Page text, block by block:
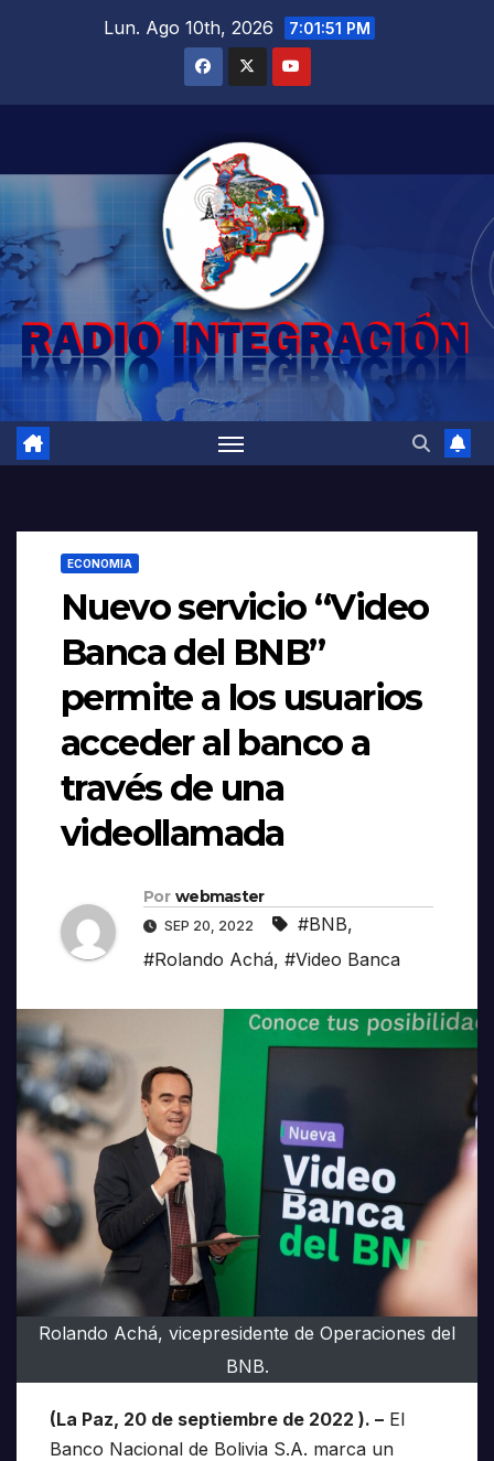
Lun. Ago 10th, 2026 7:01:52 PM
ECONOMIA
Nuevo servicio “Video
Banca del BNB”
permite a los usuarios
acceder al banco a
través de una
videollamada
Por webmaster
SEP 20, 2022 #BNB,
#Rolando Achá, #Video Banca
Rolando Achá, vicepresidente de Operaciones del
BNB.
(La Paz, 20 de septiembre de 2022 ). – El
Banco Nacional de Bolivia S.A. marca un